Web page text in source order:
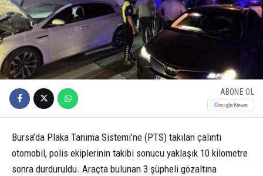
ABONE OL
Bursa’da Plaka Tanıma Sistemi’ne (PTS) takılan çalıntı
otomobil, polis ekiplerinin takibi sonucu yaklaşık 10 kilometre
sonra durduruldu. Araçta bulunan 3 şüpheli gözaltına